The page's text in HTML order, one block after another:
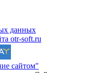
данных
otr-soft.ru
сайтом"